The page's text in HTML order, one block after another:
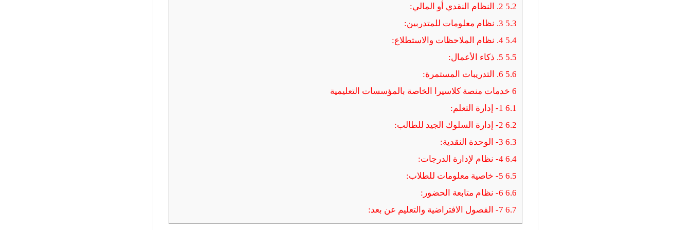
5.2
5.3
5.4
5.5
5.6
6خدمات منصة كلاسيرا الخاصة بالمؤسسات التعليمية
6.11- إدارة التعلم:
6.22- إدارة السلوك الجيد للطالب:
6.33- الوحدة النقدية:
6.44- نظام لإدارة الدرجات:
6.55- خاصية معلومات للطلاب:
6.66- نظام متابعة الحضور:
6.77- الفصول الافتراضية والتعليم عن بعد: